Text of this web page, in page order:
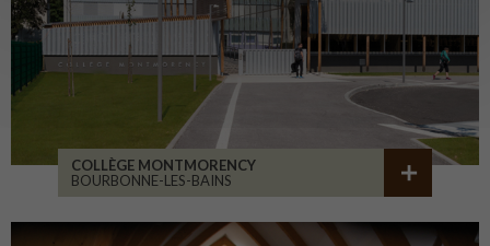
COLLÈGE MONTMORENCY
BOURBONNE-LES-BAINS